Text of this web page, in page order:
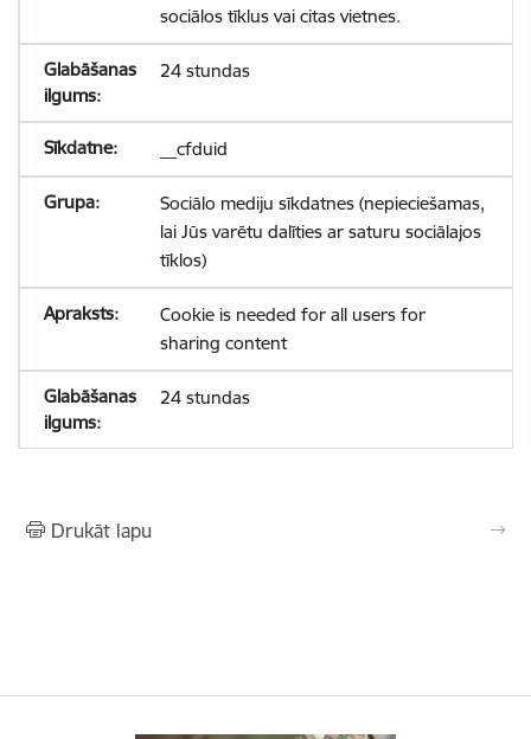
sociālos tīklus vai citas vietnes.
24 stundas
__cfduid
Sociālo mediju sīkdatnes (nepieciešamas,
lai Jūs varētu dalīties ar saturu sociālajos
tīklos)
Cookie is needed for all users for
sharing content
24 stundas
Drukāt lapu